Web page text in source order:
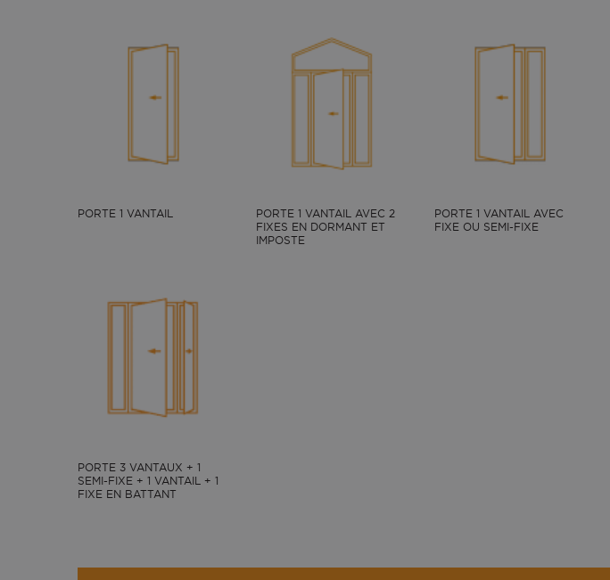
PORTE 1 VANTAIL
PORTE 1 VANTAIL AVEC 2
FIXES EN DORMANT ET
IMPOSTE
PORTE 1 VANTAIL AVEC
FIXE OU SEMI-FIXE
PORTE 3 VANTAUX + 1
SEMI-FIXE + 1 VANTAIL + 1
FIXE EN BATTANT